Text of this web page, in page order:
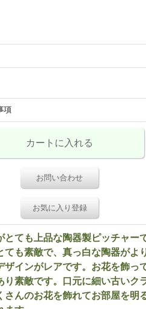
項
お問い合わせ
お気に入り登録
ても上品な陶器製ピッチャー
ても素敵で、真っ白な陶器がよ
ザインがレアです。お花を飾っ
り素敵です。口元に細い古いク
さんのお花を飾れてお部屋を明